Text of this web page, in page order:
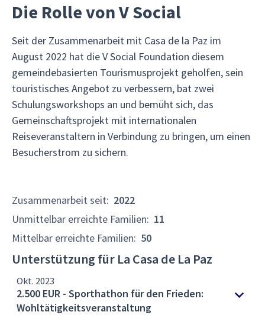
Die Rolle von V Social
Seit der Zusammenarbeit mit Casa de la Paz im
August 2022 hat die V Social Foundation diesem
gemeindebasierten Tourismusprojekt geholfen, sein
touristisches Angebot zu verbessern, bat zwei
Schulungsworkshops an und bemüht sich, das
Gemeinschaftsprojekt mit internationalen
Reiseveranstaltern in Verbindung zu bringen, um einen
Besucherstrom zu sichern.
Zusammenarbeit seit: 2022
Unmittelbar erreichte Familien: 11
Mittelbar erreichte Familien: 50
Unterstützung für La Casa de La Paz
Okt. 2023
2.500 EUR - Sporthathon für den Frieden:
Wohltätigkeitsveranstaltung